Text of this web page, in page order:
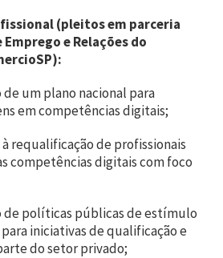
(pleitos em parceria
e Relações do
um plano nacional para
em competências digitais;
requalificação de profissionais
competências digitais com foco
políticas públicas de estímulo
iniciativas de qualificação e
do setor privado;